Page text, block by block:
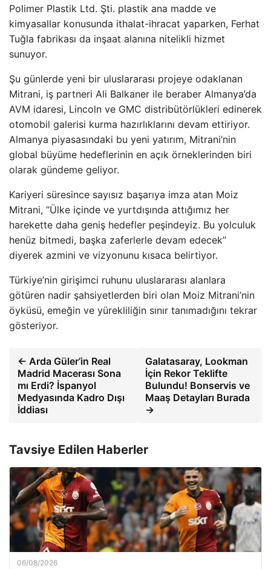
Polimer Plastik Ltd. Şti. plastik ana madde ve
kimyasallar konusunda ithalat-ihracat yaparken, Ferhat
Tuğla fabrikası da inşaat alanına nitelikli hizmet
sunuyor.
Şu günlerde yeni bir uluslararası projeye odaklanan
Mitrani, iş partneri Ali Balkaner ile beraber Almanya’da
AVM idaresi, Lincoln ve GMC distribütörlükleri edinerek
otomobil galerisi kurma hazırlıklarını devam ettiriyor.
Almanya piyasasındaki bu yeni yatırım, Mitrani’nin
global büyüme hedeflerinin en açık örneklerinden biri
olarak gündeme geliyor.
Kariyeri süresince sayısız başarıya imza atan Moiz
Mitrani, “Ülke içinde ve yurtdışında attığımız her
harekette daha geniş hedefler peşindeyiz. Bu yolculuk
henüz bitmedi, başka zaferlerle devam edecek”
diyerek azmini ve vizyonunu kısaca belirtiyor.
Türkiye’nin girişimci ruhunu uluslararası alanlara
götüren nadir şahsiyetlerden biri olan Moiz Mitrani’nin
öyküsü, emeğin ve yürekliliğin sınır tanımadığını tekrar
gösteriyor.
← Arda Güler’in Real
Madrid Macerası Sona
mı Erdi? İspanyol
Medyasında Kadro Dışı
İddiası
Galatasaray, Lookman
İçin Rekor Teklifte
Bulundu! Bonservis ve
Maaş Detayları Burada
→
Tavsiye Edilen Haberler
06/08/2026